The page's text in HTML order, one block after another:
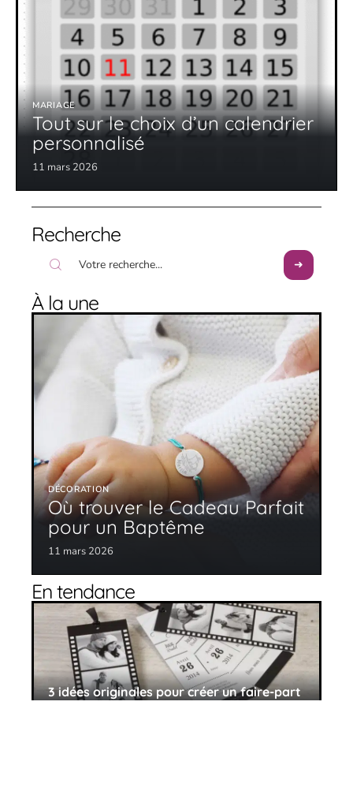
MARIAGE
Tout sur le choix d’un calendrier
personnalisé
11 mars 2026
Recherche
À la une
DÉCORATION
Où trouver le Cadeau Parfait
pour un Baptême
11 mars 2026
En tendance
3 idées originales pour créer un faire-part
de mariage